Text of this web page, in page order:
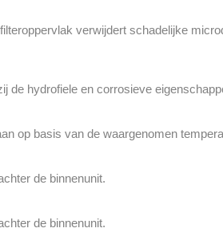
verwijdert schadelijke
de hydrofiele en corrosieve
op basis van de waargenomen
de binnenunit.
de binnenunit.